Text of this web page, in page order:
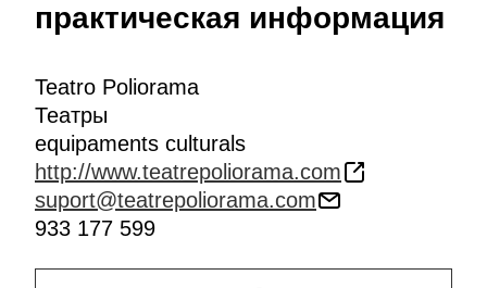
практическая информация
Teatro Poliorama
Театры
equipaments culturals
http://www.teatrepoliorama.com
suport@teatrepoliorama.com
933 177 599